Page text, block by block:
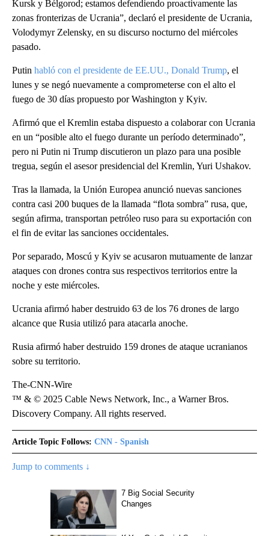
Kursk y Bélgorod; estamos defendiendo proactivamente las
zonas fronterizas de Ucrania”, declaró el presidente de Ucrania,
Volodymyr Zelensky, en su discurso nocturno del miércoles
pasado.
Putin habló con el presidente de EE.UU., Donald Trump, el
lunes y se negó nuevamente a comprometerse con el alto el
fuego de 30 días propuesto por Washington y Kyiv.
Afirmó que el Kremlin estaba dispuesto a colaborar con Ucrania
en un “posible alto el fuego durante un período determinado”,
pero ni Putin ni Trump discutieron un plazo para una posible
tregua, según el asesor presidencial del Kremlin, Yuri Ushakov.
Tras la llamada, la Unión Europea anunció nuevas sanciones
contra casi 200 buques de la llamada “flota sombra” rusa, que,
según afirma, transportan petróleo ruso para su exportación con
el fin de evitar las sanciones occidentales.
Por separado, Moscú y Kyiv se acusaron mutuamente de lanzar
ataques con drones contra sus respectivos territorios entre la
noche y este miércoles.
Ucrania afirmó haber destruido 63 de los 76 drones de largo
alcance que Rusia utilizó para atacarla anoche.
Rusia afirmó haber destruido 159 drones de ataque ucranianos
sobre su territorio.
The-CNN-Wire
™ & © 2025 Cable News Network, Inc., a Warner Bros.
Discovery Company. All rights reserved.
Article Topic Follows: CNN - Spanish
Jump to comments ↓